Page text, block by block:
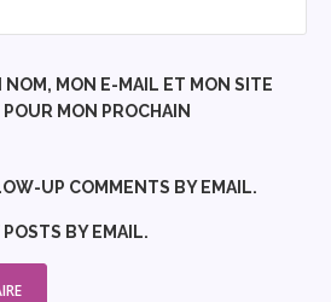
NOM, MON E-MAIL ET MON SITE
MON PROCHAIN
UP COMMENTS BY EMAIL.
BY EMAIL.